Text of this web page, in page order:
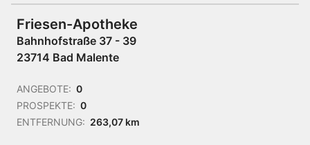
Friesen-Apotheke
Bahnhofstraße 37 - 39
23714 Bad Malente
ANGEBOTE: 0
PROSPEKTE: 0
ENTFERNUNG: 263,07 km